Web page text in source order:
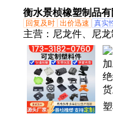
件
衡水景桢橡塑制品有
回复及时 出价迅速 真实
主营： 尼龙件、尼
料配件、尼龙异形
配件、高强度耐磨
橡胶密封垫片